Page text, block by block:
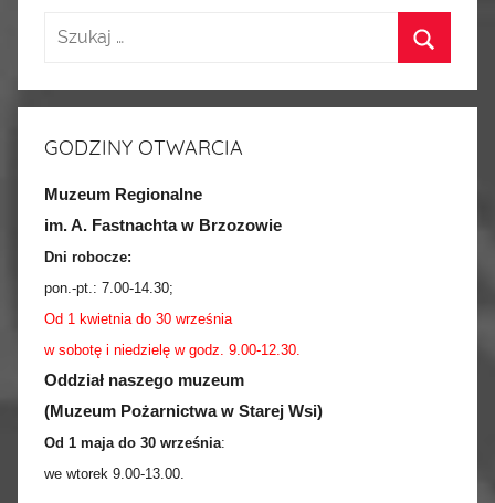
GODZINY OTWARCIA
Muzeum Regionalne
im. A. Fastnachta w Brzozowie
Dni robocze:
pon.-pt.: 7.00-14.30;
Od 1 kwietnia do 30 września
w sobotę i niedzielę w godz. 9.00-12.30.
Oddział naszego muzeum
(Muzeum Pożarnictwa w Starej Wsi)
Od 1 maja do 30 września:
we wtorek 9.00-13.00.